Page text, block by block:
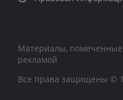
Материалы, помеченные
рекламой
Все права защищены ©